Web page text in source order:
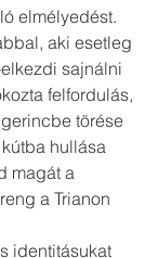
elmélyedést.
aki esetleg
sajnálni
felfordulás,
törése
hullása
magát a
a Trianon
identitásukat